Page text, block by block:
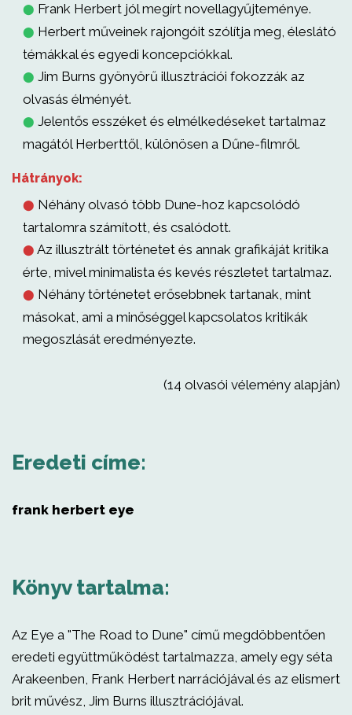
⬤ Frank Herbert jól megírt novellagyűjteménye.
⬤ Herbert műveinek rajongóit szólítja meg, éleslátó
témákkal és egyedi koncepciókkal.
⬤ Jim Burns gyönyörű illusztrációi fokozzák az
olvasás élményét.
⬤ Jelentős esszéket és elmélkedéseket tartalmaz
magától Herberttől, különösen a Dűne-filmről.
Hátrányok:
⬤ Néhány olvasó több Dune-hoz kapcsolódó
tartalomra számított, és csalódott.
⬤ Az illusztrált történetet és annak grafikáját kritika
érte, mivel minimalista és kevés részletet tartalmaz.
⬤ Néhány történetet erősebbnek tartanak, mint
másokat, ami a minőséggel kapcsolatos kritikák
megoszlását eredményezte.
(14 olvasói vélemény alapján)
Eredeti címe:
frank herbert eye
Könyv tartalma:
Az Eye a "The Road to Dune" című megdöbbentően
eredeti együttműködést tartalmazza, amely egy séta
Arakeenben, Frank Herbert narrációjával és az elismert
brit művész, Jim Burns illusztrációjával.